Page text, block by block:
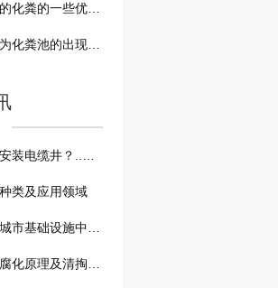
关于使用的化粪的一些优势可以从这四点来总结
生活中因为化粪池的出现发生着那些改变呢
如何正确安装电缆井？..教你一步到位
类及应用领域
电缆井：城市基础设施中的重要组成部分
化粪池的腐化原理及清掏流程了解一下吧！